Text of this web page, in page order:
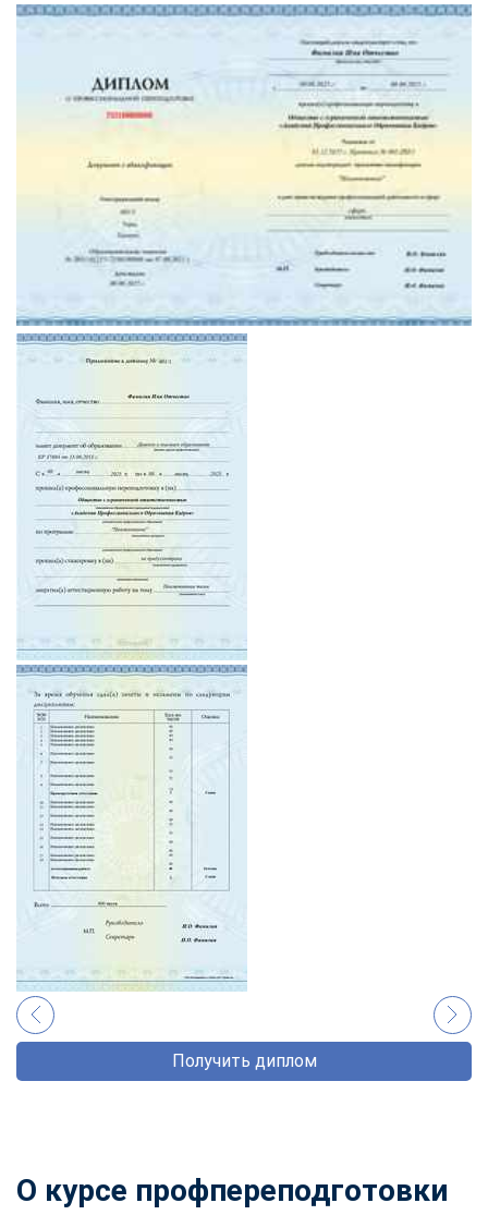
Получить диплом
О курсе профпереподготовки